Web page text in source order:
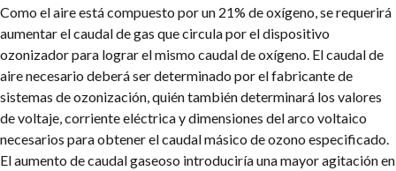
Como el aire está compuesto por un 21% de oxígeno, se requerirá
aumentar el caudal de gas que circula por el dispositivo
ozonizador para lograr el mismo caudal de oxígeno. El caudal de
aire necesario deberá ser determinado por el fabricante de
sistemas de ozonización, quién también determinará los valores
de voltaje, corriente eléctrica y dimensiones del arco voltaico
necesarios para obtener el caudal másico de ozono especificado.
El aumento de caudal gaseoso introduciría una mayor agitación en